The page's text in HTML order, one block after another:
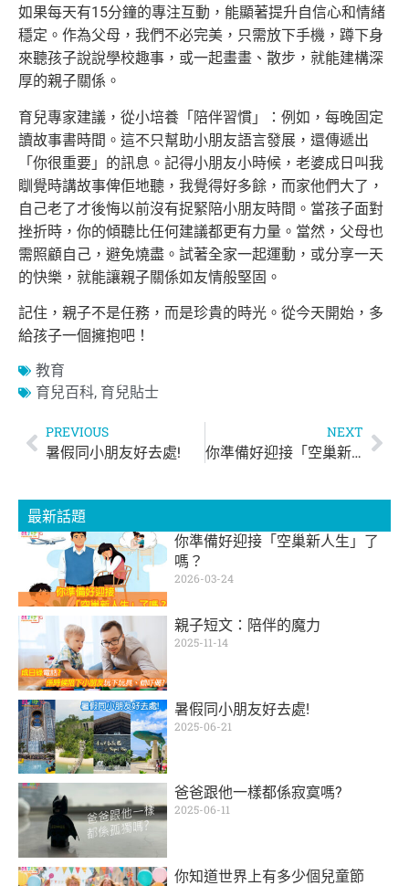
如果每天有15分鐘的專注互動，能顯著提升自信心和情緒
穩定。作為父母，我們不必完美，只需放下手機，蹲下身
來聽孩子說說學校趣事，或一起畫畫、散步，就能建構深
厚的親子關係。
育兒專家建議，從小培養「陪伴習慣」：例如，每晚固定
讀故事書時間。這不只幫助小朋友語言發展，還傳遞出
「你很重要」的訊息。記得小朋友小時候，老婆成日叫我
瞓覺時講故事俾佢地聽，我覺得好多餘，而家他們大了，
自己老了才後悔以前沒有捉緊陪小朋友時間。當孩子面對
挫折時，你的傾聽比任何建議都更有力量。當然，父母也
需照顧自己，避免燒盡。試著全家一起運動，或分享一天
的快樂，就能讓親子關係如友情般堅固。
記住，親子不是任務，而是珍貴的時光。從今天開始，多
給孩子一個擁抱吧！
教育
育兒百科, 育兒貼士
PREVIOUS
暑假同小朋友好去處!
NEXT
你準備好迎接「空巢新人生」了嗎？
最新話題
你準備好迎接「空巢新人生」了
嗎？
2026-03-24
親子短文：陪伴的魔力
2025-11-14
暑假同小朋友好去處!
2025-06-21
爸爸跟他一樣都係寂寞嗎?
2025-06-11
你知道世界上有多少個兒童節